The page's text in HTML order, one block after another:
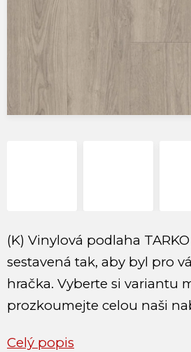
(K) Vinylová podlaha TARKO
sestavená tak, aby byl pro
hračka. Vyberte si variantu
prozkoumejte celou naši
Celý popis